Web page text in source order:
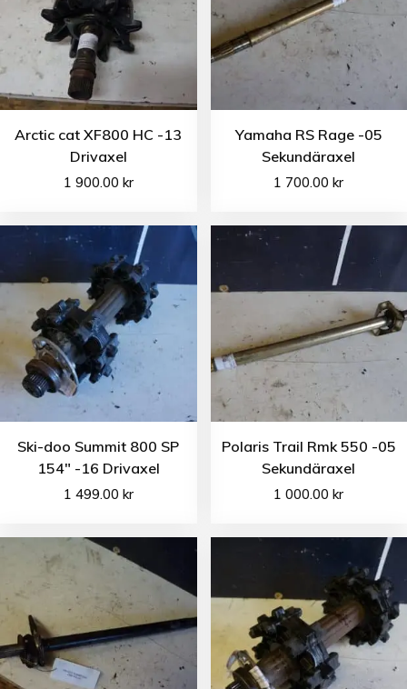
Arctic cat XF800 HC -13
Drivaxel
1 900.00 kr
Yamaha RS Rage -05
Sekundäraxel
1 700.00kr
Ski-doo Summit 800 SP
154″ -16 Drivaxel
1 499.00 kr
Polaris Trail Rmk 550 -05
Sekundäraxel
1 000.00kr